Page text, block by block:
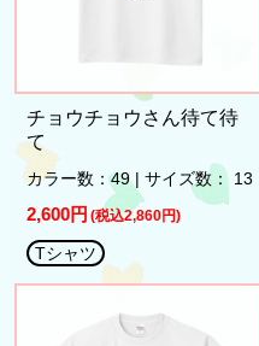
チョウチョウさん待て待
て
カラー数：49 | サイズ数： 13
2,600円 (税込2,860円)
Tシャツ